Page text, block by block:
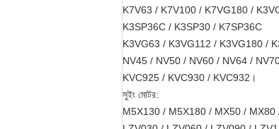
K7V63 / K7V100 / K7VG180 /
K3SP36C / K3SP30 / K7SP36C
K3VG63 / K3VG112 / K3VG180 /
NV45 / NV50 / NV60 / NV64 /
KVC925 / KVC930 / KVC932।
সুইং মোটর:
M5X130 / M5X180 / MX50 /